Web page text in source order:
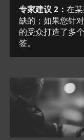
专家建议 2：在
缺的；如果您针
的受众打造了多
签。